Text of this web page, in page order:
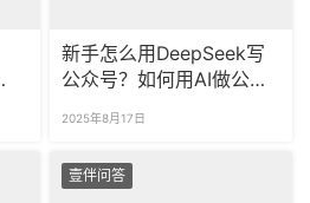
新手怎么用DeepSeek写
公众号？如何用AI做公众
2025年8月17日
壹伴问答